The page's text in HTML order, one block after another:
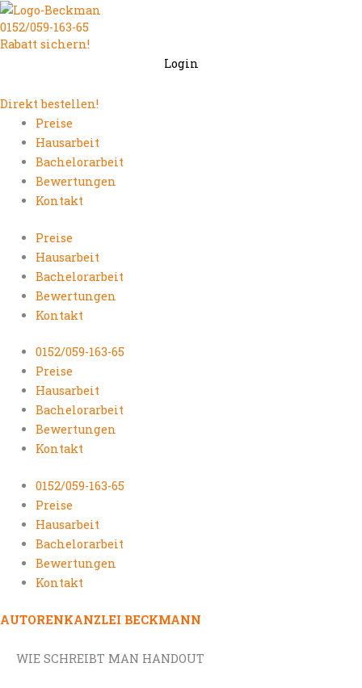
Zum
Inhalt
springen
0152/059-163-65
Rabatt sichern!
Login
Direkt bestellen!
Preise
Hausarbeit
Bachelorarbeit
Bewertungen
Kontakt
Preise
Hausarbeit
Bachelorarbeit
Bewertungen
Kontakt
0152/059-163-65
Preise
Hausarbeit
Bachelorarbeit
Bewertungen
Kontakt
0152/059-163-65
Preise
Hausarbeit
Bachelorarbeit
Bewertungen
Kontakt
AUTORENKANZLEI BECKMANN
WIE SCHREIBT MAN HANDOUT